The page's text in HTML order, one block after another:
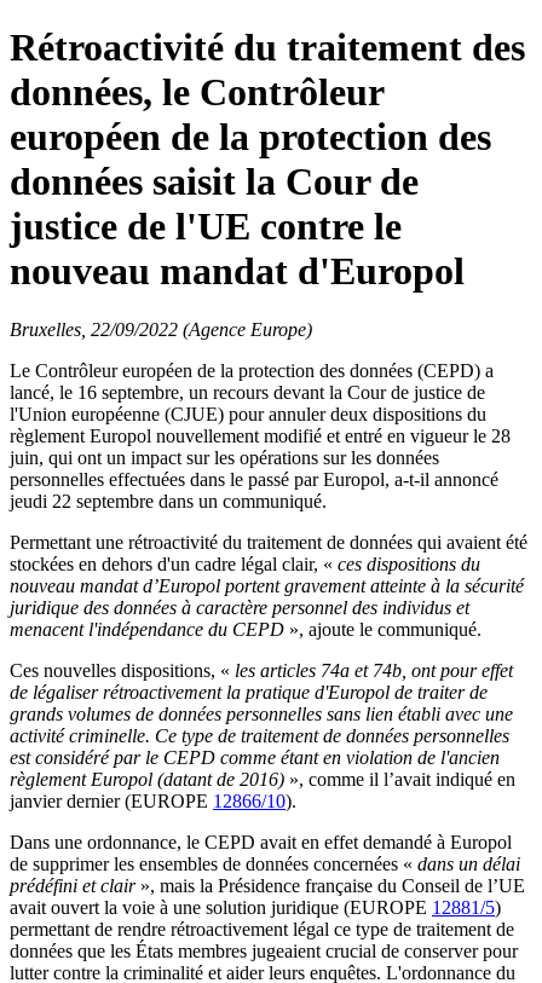
Rétroactivité du traitement des
données, le Contrôleur
européen de la protection des
données saisit la Cour de
justice de l'UE contre le
nouveau mandat d'Europol
Bruxelles, 22/09/2022 (Agence Europe)
Le Contrôleur européen de la protection des données (CEPD) a
lancé, le 16 septembre, un recours devant la Cour de justice de
l'Union européenne (CJUE) pour annuler deux dispositions du
règlement Europol nouvellement modifié et entré en vigueur le 28
juin, qui ont un impact sur les opérations sur les données
personnelles effectuées dans le passé par Europol, a-t-il annoncé
jeudi 22 septembre dans un communiqué.
Permettant une rétroactivité du traitement de données qui avaient été
stockées en dehors d'un cadre légal clair, « ces dispositions du
nouveau mandat d’Europol portent gravement atteinte à la sécurité
juridique des données à caractère personnel des individus et
menacent l'indépendance du CEPD », ajoute le communiqué.
Ces nouvelles dispositions, « les articles 74a et 74b, ont pour effet
de légaliser rétroactivement la pratique d'Europol de traiter de
grands volumes de données personnelles sans lien établi avec une
activité criminelle. Ce type de traitement de données personnelles
est considéré par le CEPD comme étant en violation de l'ancien
règlement Europol (datant de 2016) », comme il l’avait indiqué en
janvier dernier (EUROPE 12866/10).
Dans une ordonnance, le CEPD avait en effet demandé à Europol
de supprimer les ensembles de données concernées « dans un délai
prédéfini et clair », mais la Présidence française du Conseil de l’UE
avait ouvert la voie à une solution juridique (EUROPE 12881/5)
permettant de rendre rétroactivement légal ce type de traitement de
données que les États membres jugeaient crucial de conserver pour
lutter contre la criminalité et aider leurs enquêtes. L'ordonnance du